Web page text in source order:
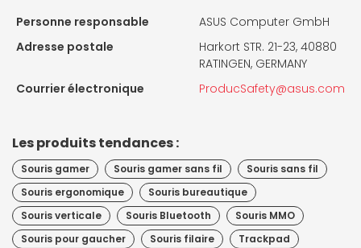
Personne responsable
ASUS Computer GmbH
Adresse postale
Harkort STR. 21-23, 40880
RATINGEN, GERMANY
Courrier électronique
ProducSafety@asus.com
Les produits tendances :
Souris gamer Souris gamer sans fil
Souris sans fil
Souris ergonomique
Souris bureautique
Souris verticale
Souris Bluetooth
Souris MMO
Souris pour gaucher
Souris filaire Trackpad